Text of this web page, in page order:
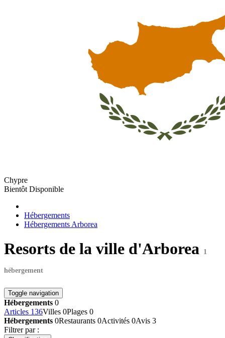
Chypre
Bientôt Disponible
Hébergements
Hébergements Arborea
Resorts de la ville d'Arborea 1
hébergement
Toggle navigation
Hébergements 0
Articles 136Villes 0Plages 0
Hébergements 0Restaurants 0Activités 0Avis 3
Filtrer par :